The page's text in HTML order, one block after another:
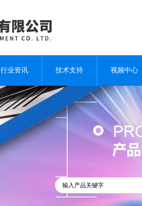
行业资讯 技术支持 视频中心